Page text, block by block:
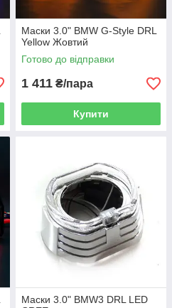
Маски 3.0" BMW G-Style DRL
Yellow Жовтий
Готово до відправки
1 411 ₴/пара
Купити
Маски 3.0" BMW3 DRL LED